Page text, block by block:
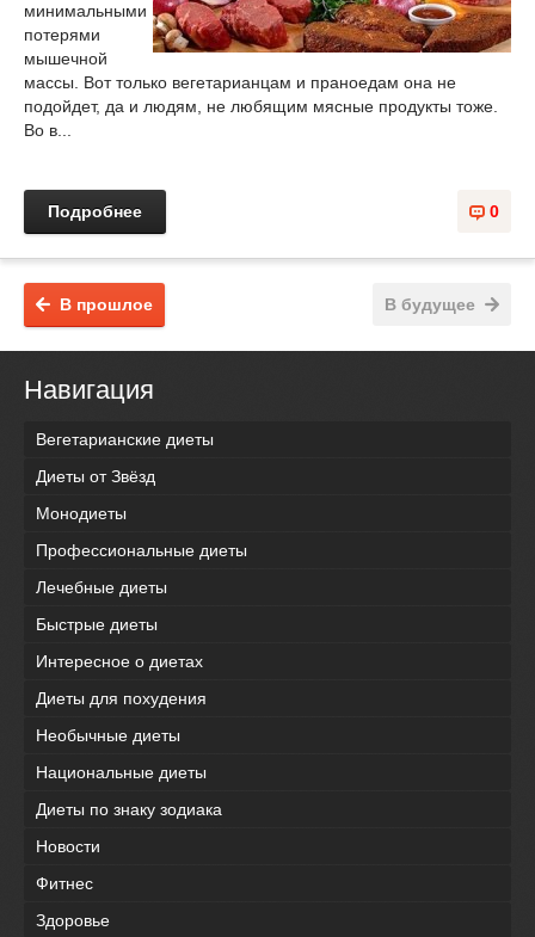
минимальными
потерями
мышечной
массы. Вот только вегетарианцам и праноедам она не
подойдет, да и людям, не любящим мясные продукты тоже.
Во в...
0
Подробнее
В будущее
В прошлое
Навигация
Вегетарианские диеты
Диеты от Звёзд
Монодиеты
Профессиональные диеты
Лечебные диеты
Быстрые диеты
Интересное о диетах
Диеты для похудения
Необычные диеты
Национальные диеты
Диеты по знаку зодиака
Новости
Фитнес
Здоровье